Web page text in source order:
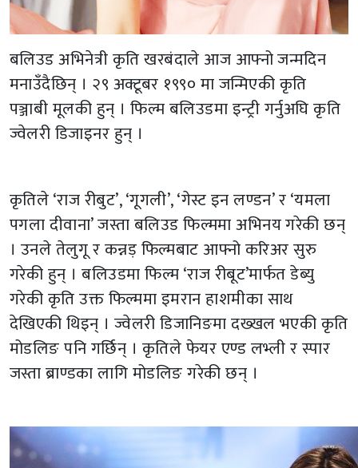
बलिउड अभिनेत्री कृति खरबंदाले आज आफ्नो जन्मदिन
मनाउँदैछिन् । २९ अक्टूबर १९९० मा जन्मिएकी कृति
पञ्जाबी मूलकी हुन् । फिल्म बलिउडमा इन्ट्री गर्नुअघि कृति
ज्वेलरी डिजाइनर हुन् ।
कृतिले ‘राज रीबुट’, ‘गूगली’, ‘गेस्ट इन लण्डन’ र ‘यमला
पगला दीवाना’ जस्ता बलिउड फिल्ममा अभिनय गरेकी छन्
। उनले तेलुगू र कन्नड़ फिल्मबाट आफ्नो करिअर सुरु
गरेकी हुन् । बलिउडमा फिल्म ‘राज रीबूट’मार्फत डेब्यु
गरेकी कृति उक्त फिल्ममा इमरान हाशमीका साथ
देखिएकी थिइन् । ज्वेलरी डिजानिङमा दख्खल भएकी कृति
मोडलिङ पनि गर्छिन् । कृतिले फेयर एण्ड लभ्ली र स्पार
जस्ता ब्राण्डका लागि मोडलिङ गरेकी छन् ।